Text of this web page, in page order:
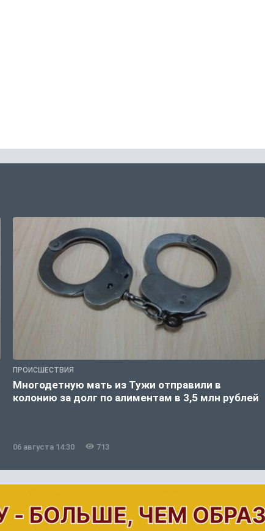
ПРОИСШЕСТВИЯ
Многодетную мать из Тужи отправили в
колонию за долг по алиментам в 3,5 млн рублей
06 августа 14:30 713